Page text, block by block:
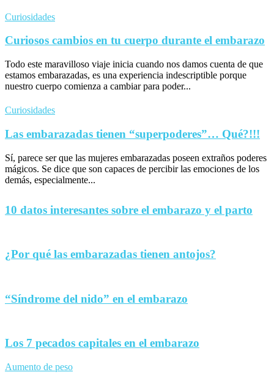
Curiosidades
Curiosos cambios en tu cuerpo durante el embarazo
Todo este maravilloso viaje inicia cuando nos damos cuenta de que
estamos embarazadas, es una experiencia indescriptible porque
nuestro cuerpo comienza a cambiar para poder...
Curiosidades
Las embarazadas tienen “superpoderes”… Qué?!!!
Sí, parece ser que las mujeres embarazadas poseen extraños poderes
mágicos. Se dice que son capaces de percibir las emociones de los
demás, especialmente...
10 datos interesantes sobre el embarazo y el parto
¿Por qué las embarazadas tienen antojos?
“Síndrome del nido” en el embarazo
Los 7 pecados capitales en el embarazo
Aumento de peso